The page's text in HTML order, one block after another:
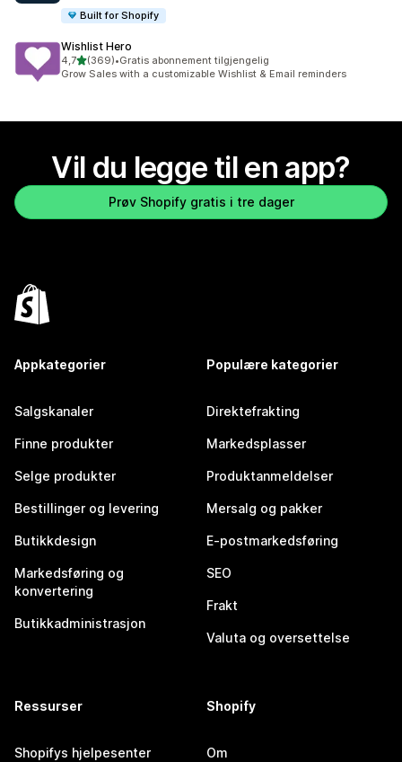
Built for Shopify
Wishlist Hero
4,7av 5 stjerner
(369)
Totalt 369 omtaler
•Gratis abonnement tilgjengelig
Grow Sales with a customizable Wishlist & Email reminders
Vil du legge til en app?
Prøv Shopify gratis i tre dager
Appkategorier
Salgskanaler
Finne produkter
Selge produkter
Bestillinger og levering
Butikkdesign
Markedsføring og
konvertering
Butikkadministrasjon
Populære kategorier
Direktefrakting
Markedsplasser
Produktanmeldelser
Mersalg og pakker
E-postmarkedsføring
SEO
Frakt
Valuta og oversettelse
Ressurser
Shopifys hjelpesenter
Shopify
Om